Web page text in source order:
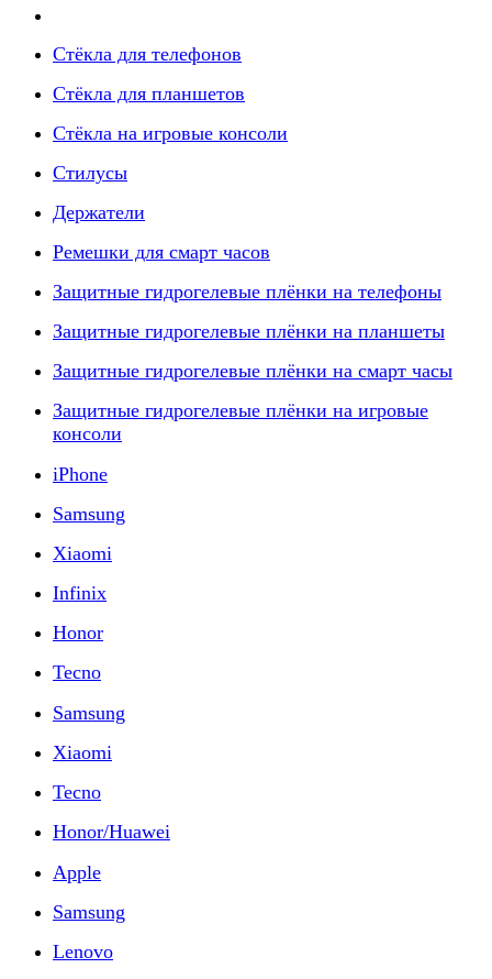
Стёкла для телефонов
Стёкла для планшетов
Стёкла на игровые консоли
Стилусы
Держатели
Ремешки для смарт часов
Защитные гидрогелевые плёнки на телефоны
Защитные гидрогелевые плёнки на планшеты
Защитные гидрогелевые плёнки на смарт часы
Защитные гидрогелевые плёнки на игровые
консоли
iPhone
Samsung
Xiaomi
Infinix
Honor
Tecno
Samsung
Xiaomi
Tecno
Honor/Huawei
Apple
Samsung
Lenovo